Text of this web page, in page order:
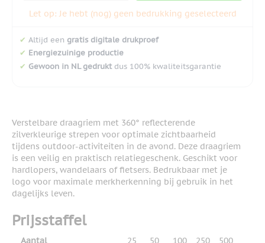
Let op: Je hebt (nog) geen bedrukking geselecteerd
✔ Altijd een gratis digitale drukproef
✔ Energiezuinige productie
✔ Gewoon in NL gedruktdus 100% kwaliteitsgarantie
Verstelbare draagriem met 360° reflecterende
zilverkleurige strepen voor optimale zichtbaarheid
tijdens outdoor-activiteiten in de avond. Deze draagriem
is een veilig en praktisch relatiegeschenk. Geschikt voor
hardlopers, wandelaars of fietsers. Bedrukbaar met je
logo voor maximale merkherkenning bij gebruik in het
dagelijks leven.
Prijsstaffel
Aantal 25 50 100 250 500